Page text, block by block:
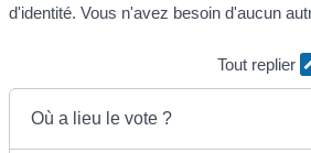
d'identité. Vous n'avez besoin d'aucun
Tout replier
Où a lieu le vote ?